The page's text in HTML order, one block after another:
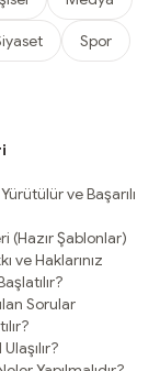
Spor
ve Başarılı
(Hazır Şablonlar)
ve Haklarınız
Sorular